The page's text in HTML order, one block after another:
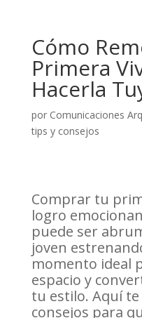
Cómo
Primera
Hacerla
por Comunicaciones
tips y consejos
Comprar tu
logro
puede ser
joven
momento ideal
espacio y
tu estilo. Aquí
consejos para